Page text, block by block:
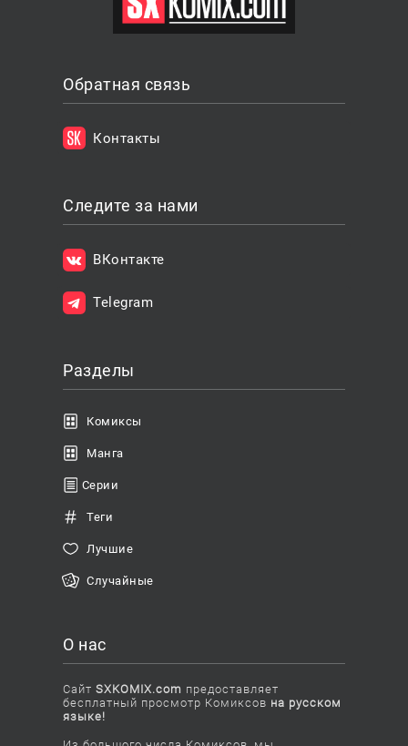
Обратная связь
Контакты
Следите за нами
ВКонтакте
Telegram
Разделы
Комиксы
Манга
Серии
Теги
Лучшие
Случайные
О нас
Сайт SXKOMIX.com предоставляет
бесплатный просмотр Комиксов на русском
языке!